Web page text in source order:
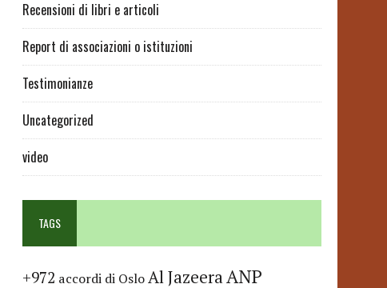
Recensioni di libri e articoli
Report di associazioni o istituzioni
Testimonianze
Uncategorized
video
TAGS
+972 accordi di OsloAl JazeeraANP